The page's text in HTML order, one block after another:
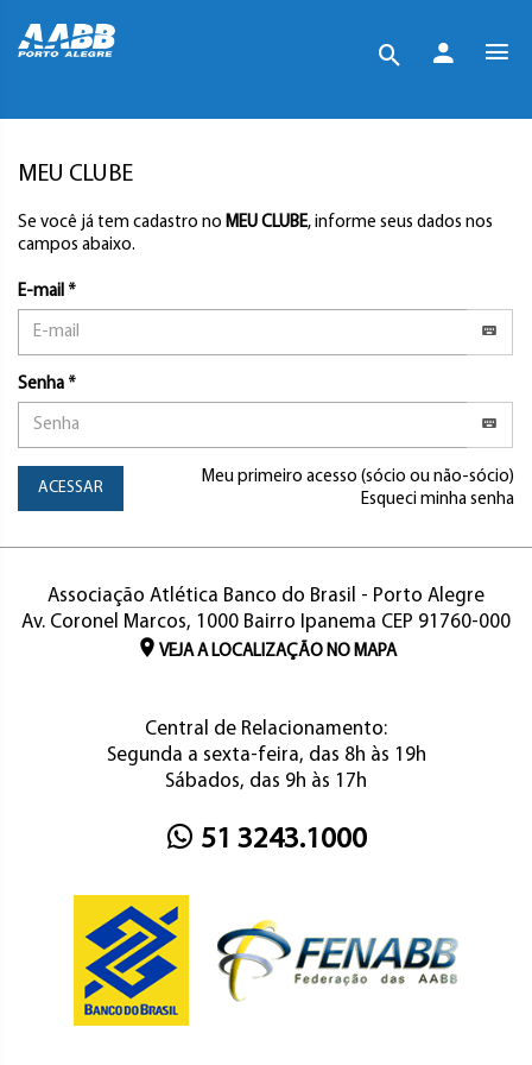
MEU CLUBE
Se você já tem cadastro no MEU CLUBE, informe seus dados nos
campos abaixo.
E-mail *
Senha *
ACESSAR
Meu primeiro acesso (sócio ou não-sócio)
Esqueci minha senha
Associação Atlética Banco do Brasil - Porto Alegre
Av. Coronel Marcos, 1000 Bairro Ipanema CEP 91760-000
VEJA A LOCALIZAÇÃO NO MAPA
Central de Relacionamento:
Segunda a sexta-feira, das 8h às 19h
Sábados, das 9h às 17h
51 3243.1000